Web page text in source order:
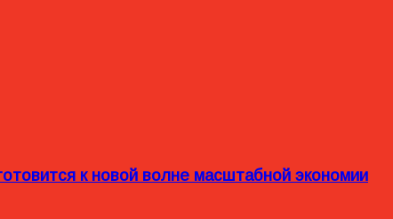
к новой волне масштабной экономии